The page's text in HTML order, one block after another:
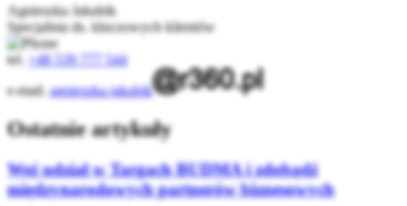
Agnieszka Jakubik
Specjalista ds. kluczowych klientów
tel.
+48 539 777 544
e-mail.agnieszka.jakubik
Ostatnie artykuły
Weź udział w Targach BUDMA i zdobądź
międzynarodowych partnerów biznesowych